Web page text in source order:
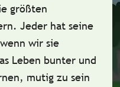
größten
Jeder hat seine
wir sie
Leben bunter und
mutigzu sein